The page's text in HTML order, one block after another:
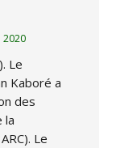
2020
Le
Kaboré a
des
la
Le